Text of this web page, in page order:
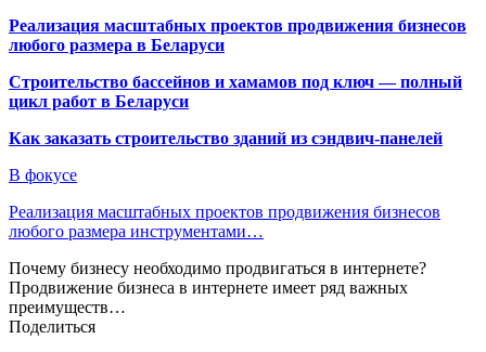
Реализация масштабных проектов продвижения бизнесов
любого размера в Беларуси
Строительство бассейнов и хамамов под ключ — полный
цикл работ в Беларуси
Как заказать строительство зданий из сэндвич-панелей
В фокусе
Реализация масштабных проектов продвижения бизнесов
любого размера инструментами…
Почему бизнесу необходимо продвигаться в интернете?
Продвижение бизнеса в интернете имеет ряд важных
преимуществ…
Поделиться